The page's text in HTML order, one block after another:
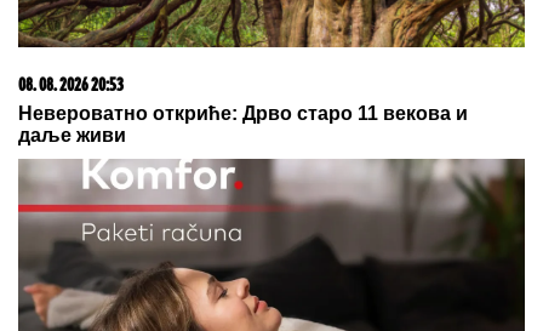
08. 08. 2026 16:10
Dete sa autizmom polivali vodom i mazali mu lak na
usta: Potresno iskustvo žene iz vrtića za Mame